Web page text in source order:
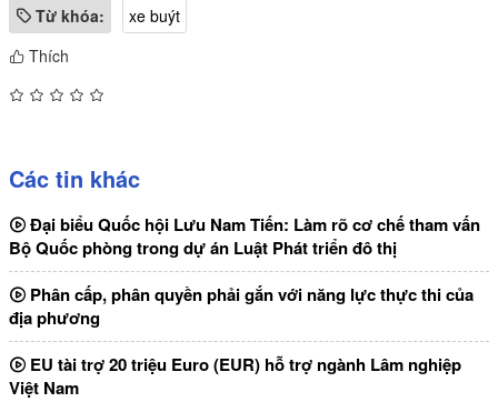
Từ khóa:
xe buýt
Thích
Các tin khác
Đại biểu Quốc hội Lưu Nam Tiến: Làm rõ cơ chế tham vấn
Bộ Quốc phòng trong dự án Luật Phát triển đô thị
Phân cấp, phân quyền phải gắn với năng lực thực thi của
địa phương
EU tài trợ 20 triệu Euro (EUR) hỗ trợ ngành Lâm nghiệp
Việt Nam